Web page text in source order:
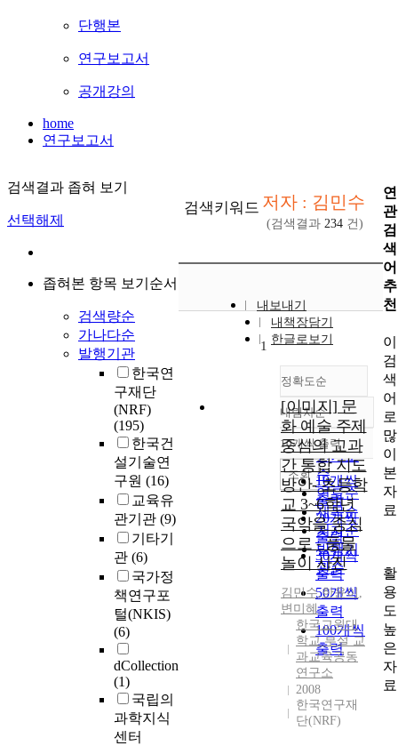
단행본
연구보고서
공개강의
home
연구보고서
검색결과 좁혀 보기
선택해제
좁혀본 항목 보기순서
검색량순
가나다순
발행기관
한국연
구재단
(NRF)
(195)
한국건
설기술연
구원 (16)
교육유
관기관 (9)
기타기
관 (6)
국가정
책연구포
털(NKIS)
(6)
dCollection
(1)
국립의
과학지식
센터
검색키워드 저자 : 김민수
(검색결과 234 건)
내보내기
내책장담기
한글로보기
정확도순
정확도
순
인기도
순
연도순
제목순
저자순
발행기
관순
내림차순
내림차순
10개씩 출력
10개씩
출력
20개씩
출력
30개씩
출력
50개씩
출력
100개씩
출력
조회
1
[이미지] 문
화 예술 주제
중심의 교과
간 통합 지도
방안- 초등학
교 3~6학년
국악을 중심
으로 - 풍물
놀이 사진
김민수,한윤이 ,
변미혜
한국교원대
학교 부설 교
과교육공동
연구소
2008
한국연구재
단(NRF)
연
관
검
색
어
추
천
이
검
색
어
로
많
이
본
자
료
활
용
도
높
은
자
료